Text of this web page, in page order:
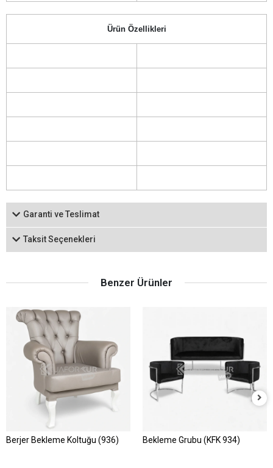
Ürün Özellikleri
Garanti ve Teslimat
Taksit Seçenekleri
Benzer Ürünler
Berjer Bekleme Koltuğu (936) Bekleme Grubu (KFK 934)